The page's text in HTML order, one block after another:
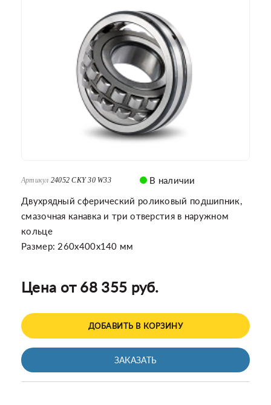
Артикул 24052 CKY 30 W33
В наличии
Двухрядный сферический роликовый подшипник,
смазочная канавка и три отверстия в наружном
кольце
Размер: 260x400x140 мм
Цена от 68 355 руб.
ДОБАВИТЬ В КОРЗИНУ
ЗАКАЗАТЬ